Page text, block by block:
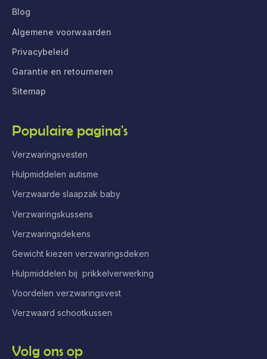
Blog
Algemene voorwaarden
Privacybeleid
Garantie en retourneren
Sitemap
Populaire pagina's
Verzwaringsvesten
Hulpmiddelen autisme
Verzwaarde slaapzak baby
Verzwaringskussens
Verzwaringsdekens
Gewicht kiezen verzwaringsdeken
Hulpmiddelen bij prikkelverwerking
Voordelen verzwaringsvest
Verzwaard schootkussen
Volg ons op